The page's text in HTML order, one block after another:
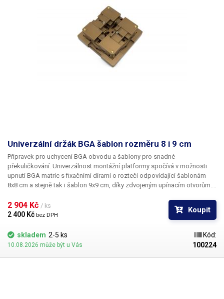
turbína
250 - 500 l/min
životnosti spirály horkého
ne
Mikropájka ne
Odsávání zplodin od hrotu
mikropájky
Univerzální držák BGA šablon rozměru 8 i 9 cm
Přípravek pro uchycení BGA obvodu a šablony pro snadné
překuličkování. Univerzálnost montážní platformy spočívá v možnosti
upnutí BGA matric s fixačními dírami o rozteči odpovídající šablonám
8x8 cm a stejně tak i šablon 9x9 cm, díky zdvojeným upínacím otvorům.
setů šablon z naší nabídky.
2 904 Kč / ks
2 400 Kč bez DPH
Koupit
skladem 2-5 ks
10.08.2026 může být u Vás
Kód:
100224